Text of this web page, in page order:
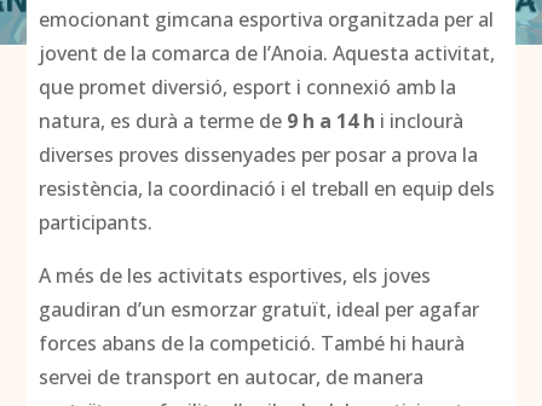
emocionant gimcana esportiva organitzada per al
jovent de la comarca de l’Anoia. Aquesta activitat,
que promet diversió, esport i connexió amb la
natura, es durà a terme de 9 h a 14 h i inclourà
diverses proves dissenyades per posar a prova la
resistència, la coordinació i el treball en equip dels
participants.
A més de les activitats esportives, els joves
gaudiran d’un esmorzar gratuït, ideal per agafar
forces abans de la competició. També hi haurà
servei de transport en autocar, de manera